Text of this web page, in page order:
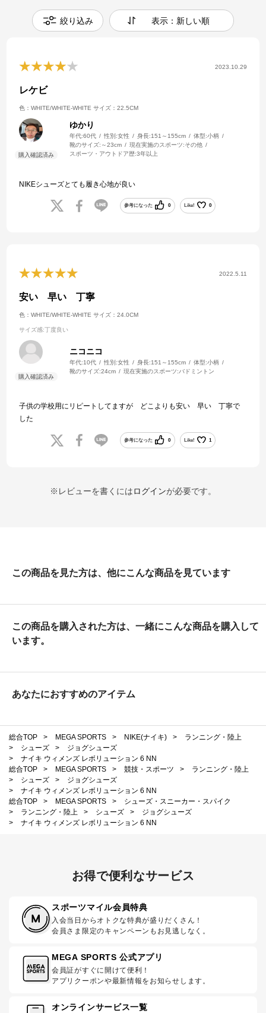
絞り込み 表示：新しい順
2023.10.29
レケビ
色：WHITE/WHITE-WHITE サイズ：22.5CM
ゆかり
年代:60代 性別:女性 身長:151～155cm 体型:小柄
靴のサイズ: ～23cm 現在実施のスポーツ:その他
スポーツ・アウトドア歴:3年以上
NIKEシューズとても履き心地が良い
参考になった 0 Like! 0
2022.5.11
安い 早い 丁寧
色：WHITE/WHITE-WHITE サイズ：24.0CM
サイズ感:丁度良い
ニコニコ
年代:10代 性別:女性 身長:151～155cm 体型:小柄
靴のサイズ:24cm 現在実施のスポーツ:バドミントン
子供の学校用にリピートしてますが どこよりも安い 早い 丁寧で
した
参考になった 0 Like! 1
※レビューを書くにはログインが必要です。
この商品を見た方は、他にこんな商品を見ています
この商品を購入された方は、一緒にこんな商品を購入して
います。
あなたにおすすめのアイテム
総合TOP > MEGA SPORTS > NIKE(ナイキ) >
ランニング・陸上
>
シューズ >
ジョグシューズ
>
ナイキ ウィメンズ レボリューション 6 NN
総合TOP
> MEGA SPORTS > 競技・スポーツ >
ランニング・陸上
>
シューズ >
ジョグシューズ
>
ナイキ ウィメンズ レボリューション 6 NN
総合TOP
> MEGA SPORTS >
シューズ・スニーカー・スパイク
>
ランニング・陸上 > シューズ >
ジョグシューズ
>
ナイキ ウィメンズ レボリューション 6 NN
お得で便利なサービス
スポーツマイル会員特典
入会当日からオトクな特典が盛りだくさん！
会員さま限定のキャンペーンもお見逃しなく。
MEGA SPORTS 公式アプリ
会員証がすぐに開けて便利！
アプリクーポンや最新情報をお知らせします。
オンラインサービス一覧